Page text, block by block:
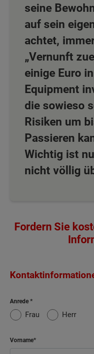
seine
auf sein
achtet,
„Vernunft
einige Euro
Equipment
die sowieso
Risiken um
Passieren
Wichtig ist
nicht völlig
Fordern Sie
Anrede
Frau Herr
Vorname